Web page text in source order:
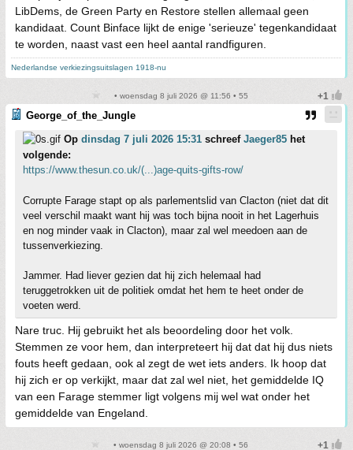
LibDems, de Green Party en Restore stellen allemaal geen
kandidaat. Count Binface lijkt de enige 'serieuze' tegenkandidaat
te worden, naast vast een heel aantal randfiguren.
Nederlandse verkiezingsuitslagen 1918-nu
• woensdag 8 juli 2026 @ 11:56 • 55
George_of_the_Jungle
Op dinsdag 7 juli 2026 15:31 schreef Jaeger85 het
volgende:
https://www.thesun.co.uk/(...)age-quits-gifts-row/
Corrupte Farage stapt op als parlementslid van Clacton (niet dat dit
veel verschil maakt want hij was toch bijna nooit in het Lagerhuis
en nog minder vaak in Clacton), maar zal wel meedoen aan de
tussenverkiezing.
Jammer. Had liever gezien dat hij zich helemaal had
teruggetrokken uit de politiek omdat het hem te heet onder de
voeten werd.
Nare truc. Hij gebruikt het als beoordeling door het volk.
Stemmen ze voor hem, dan interpreteert hij dat dat hij dus niets
fouts heeft gedaan, ook al zegt de wet iets anders. Ik hoop dat
hij zich er op verkijkt, maar dat zal wel niet, het gemiddelde IQ
van een Farage stemmer ligt volgens mij wel wat onder het
gemiddelde van Engeland.
• woensdag 8 juli 2026 @ 20:08 • 56